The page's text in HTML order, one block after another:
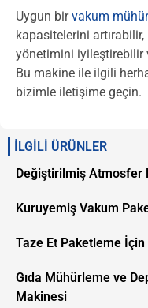
Uygun birvakum
kapasitelerini
yönetimini iyileştirebilir
Bu makine ile ilgili
bizimle iletişime geçin.
İLGİLİ ÜRÜNLER
Değiştirilmiş Atmosfer
Kuruyemiş Vakum
Taze Et Paketleme İçin
Gıda Mühürleme ve
Makinesi